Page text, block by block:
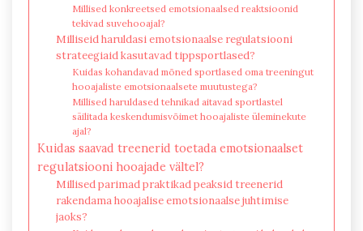
Millised konkreetsed emotsionaalsed reaktsioonid
tekivad suvehooajal?
Milliseid haruldasi emotsionaalse regulatsiooni
strateegiaid kasutavad tippsportlased?
Kuidas kohandavad mõned sportlased oma treeningut
hooajaliste emotsionaalsete muutustega?
Millised haruldased tehnikad aitavad sportlastel
säilitada keskendumisvõimet hooajaliste üleminekute
ajal?
Kuidas saavad treenerid toetada emotsionaalset
regulatsiooni hooajade vältel?
Millised parimad praktikad peaksid treenerid
rakendama hooajalise emotsionaalse juhtimise
jaoks?